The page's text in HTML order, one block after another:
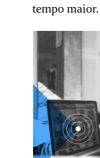
tempo maior.